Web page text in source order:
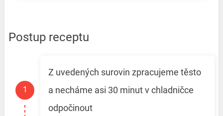
Postup receptu
Z uvedených surovin zpracujeme těsto
a necháme asi 30 minut v chladničce
odpočinout